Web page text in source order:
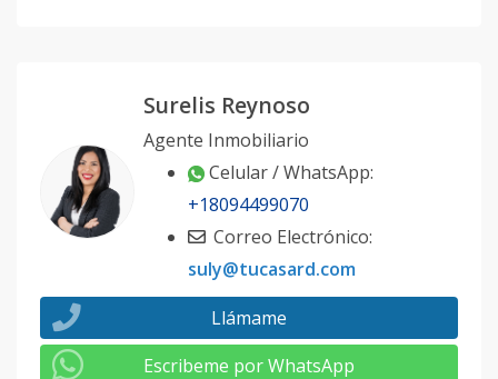
Surelis Reynoso
Agente Inmobiliario
Celular / WhatsApp:
+18094499070
Correo Electrónico:
suly@tucasard.com
Llámame
Escribeme por WhatsApp